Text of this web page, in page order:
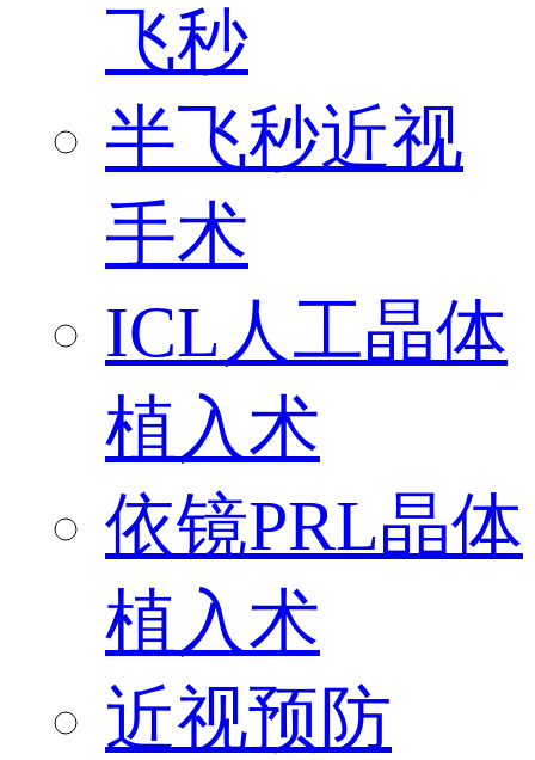
飞秒
半飞秒近视
手术
ICL人工晶体
植入术
依镜PRL晶体
植入术
近视预防